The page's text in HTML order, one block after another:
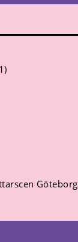
Göteborg